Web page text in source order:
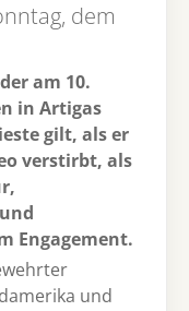
dem
am 10.
in Artigas
gilt, als er
verstirbt, als
Engagement.
und